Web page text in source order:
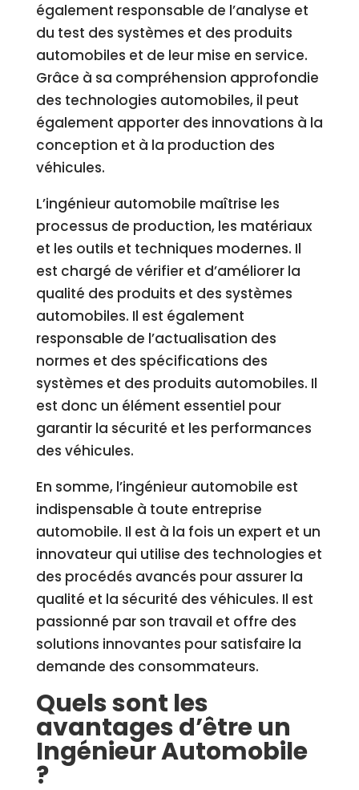
également responsable de l’analyse et
du test des systèmes et des produits
automobiles et de leur mise en service.
Grâce à sa compréhension approfondie
des technologies automobiles, il peut
également apporter des innovations à la
conception et à la production des
véhicules.
L’ingénieur automobile maîtrise les
processus de production, les matériaux
et les outils et techniques modernes. Il
est chargé de vérifier et d’améliorer la
qualité des produits et des systèmes
automobiles. Il est également
responsable de l’actualisation des
normes et des spécifications des
systèmes et des produits automobiles. Il
est donc un élément essentiel pour
garantir la sécurité et les performances
des véhicules.
En somme, l’ingénieur automobile est
indispensable à toute entreprise
automobile. Il est à la fois un expert et un
innovateur qui utilise des technologies et
des procédés avancés pour assurer la
qualité et la sécurité des véhicules. Il est
passionné par son travail et offre des
solutions innovantes pour satisfaire la
demande des consommateurs.
Quels sont les
avantages d’être un
Ingénieur Automobile
?